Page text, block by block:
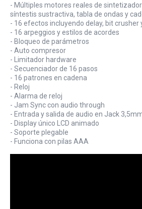
- Múltiples motores reales de
síntestis sustractiva, tabla de ondas y
- 16 efectos incluyendo delay, bit crusher
- 16 arpeggios y estilos de acordes
- Bloqueo de parámetros
- Auto compresor
- Limitador hardware
- Secuenciador de 16 pasos
- 16 patrones en cadena
- Reloj
- Alarma de reloj
- Jam Sync con audio through
- Entrada y salida de audio en Jack
- Display único LCD animado
- Soporte plegable
- Funciona con pilas AAA